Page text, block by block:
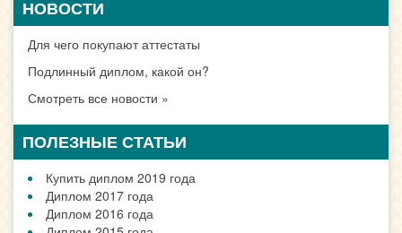
Москве
Санкт-Петербург
Новосибирске
Екатеринбурге
Нижний Новгород
Казани
Омске
Самаре
Ростове
Уфе
Красноярске
Перми